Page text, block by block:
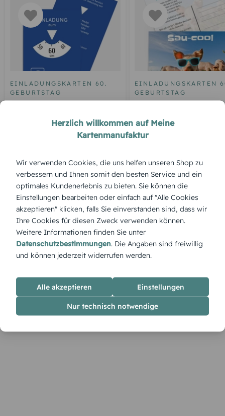
EINLADUNGSKARTEN 60.
GEBURTSTAG
Parkuhr 60
EINLADUNGSKARTEN
GEBURTSTAG
Einladungskarte zum
Geburtstag Sau-cool
ÜBERBLICK:
Produktbeschreibung
Mit „Floral 60“ blüht jeder Geburtstag in stilvollem Gewand.
Die Karte bringt florale Harmonie und dezente Altersstolz in
perfektem Zusammenspiel.
Herzlich willkommen auf Meine
Kartenmanufaktur
Wir verwenden Cookies, die uns helfen unseren Shop zu
verbessern und Ihnen somit den besten Service und ein
optimales Kundenerlebnis zu bieten. Sie können die
Einstellungen bearbeiten oder einfach auf "Alle Cookies
akzeptieren" klicken, falls Sie einverstanden sind, dass wir
Ihre Cookies für diesen Zweck verwenden können.
Weitere Informationen finden Sie unter
Datenschutzbestimmungen. Die Angaben sind freiwillig
und können jederzeit widerrufen werden.
Alle akzeptieren Einstellungen
Nur technisch notwendige